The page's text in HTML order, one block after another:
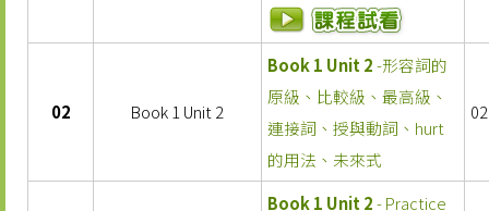
02 Book 1 Unit 2
Book 1 Unit 2-形容詞的
原級、比較級、最高級、
連接詞、授與動詞、hurt
的用法、未來式
Book 1 Unit 2- Practice